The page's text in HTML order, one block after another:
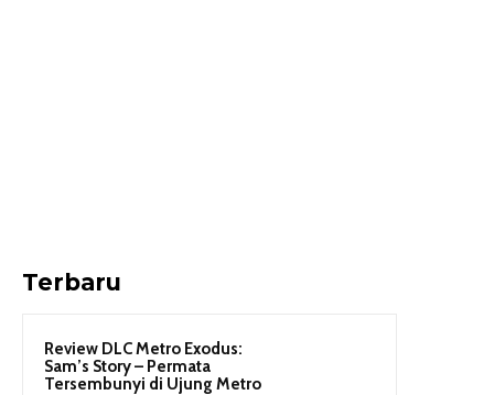
Terbaru
Review DLC Metro Exodus:
Sam’s Story – Permata
Tersembunyi di Ujung Metro